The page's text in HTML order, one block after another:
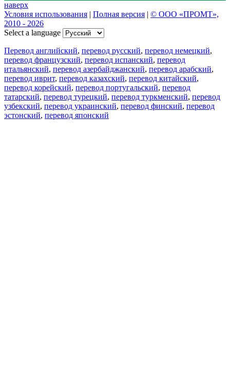
наверх
Условия использования | Полная версия | © ООО «ПРОМТ»,
2010 - 2026
Select a language
Перевод английский, перевод русский, перевод немецкий,
перевод французский, перевод испанский, перевод
итальянский, перевод азербайджанский, перевод арабский,
перевод иврит, перевод казахский, перевод китайский,
перевод корейский, перевод португальский, перевод
татарский, перевод турецкий, перевод туркменский, перевод
узбекский, перевод украинский, перевод финский, перевод
эстонский, перевод японский